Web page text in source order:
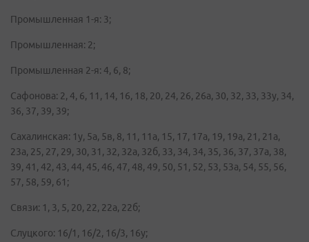
Промышленная 1-я: 3;
Промышленная: 2;
Промышленная 2-я: 4, 6, 8;
Сафонова: 2, 4, 6, 11, 14, 16, 18, 20, 24, 26, 26а, 30, 32, 33, 33у, 34,
36, 37, 39, 39;
Сахалинская: 1у, 5а, 5в, 8, 11, 11а, 15, 17, 17а, 19, 19а, 21, 21а,
23а, 25, 27, 29, 30, 31, 32, 32а, 32б, 33, 34, 34, 35, 36, 37, 37а, 38,
39, 41, 42, 43, 44, 45, 46, 47, 48, 49, 50, 51, 52, 53, 53а, 54, 55, 56,
57, 58, 59, 61;
Связи: 1, 3, 5, 20, 22, 22а, 22б;
Слуцкого: 16/1, 16/2, 16/3, 16у;